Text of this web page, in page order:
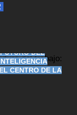
DEL
CENTRO DE LA